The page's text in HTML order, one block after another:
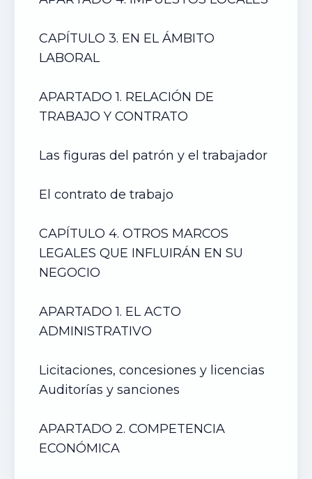
CAPÍTULO 3. EN EL ÁMBITO
LABORAL
APARTADO 1. RELACIÓN DE
TRABAJO Y CONTRATO
Las figuras del patrón y el trabajador
El contrato de trabajo
CAPÍTULO 4. OTROS MARCOS
LEGALES QUE INFLUIRÁN EN SU
NEGOCIO
APARTADO 1. EL ACTO
ADMINISTRATIVO
Licitaciones, concesiones y licencias
Auditorías y sanciones
APARTADO 2. COMPETENCIA
ECONÓMICA